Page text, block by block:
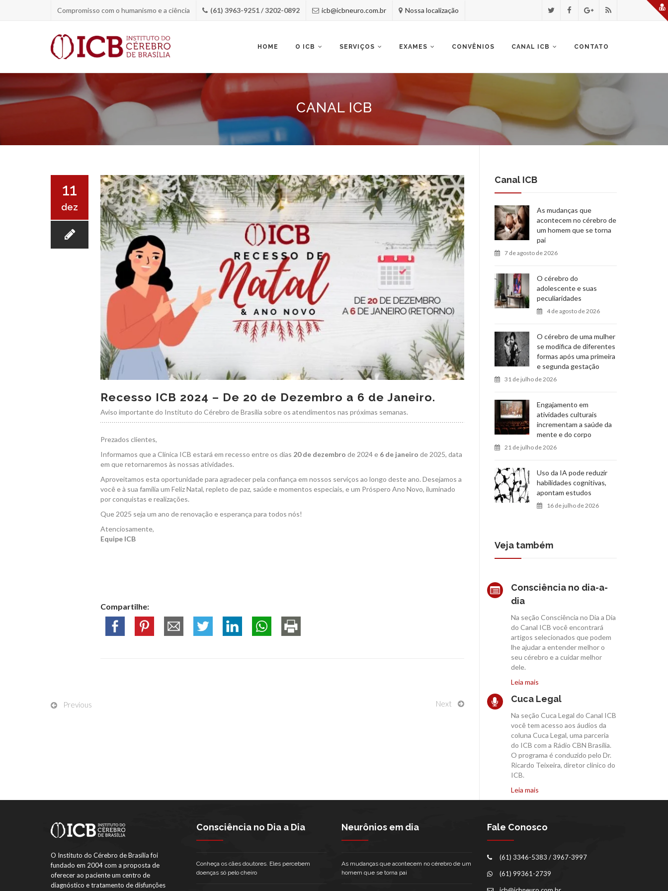
Compromisso com o humanismo e a ciência (61) 3963-9251 / 3202-0892 icb@icbneuro.com.br
Nossa localização
content
HOME O ICB SERVIÇOS EXAMES CONVÊNIOS CANAL ICB CONTATO
CANAL ICB
11
dez
Recesso ICB 2024 – De 20 de Dezembro a 6 de Janeiro.
Aviso importante do Instituto do Cérebro de Brasília sobre os atendimentos nas próximas semanas.
Prezados clientes,
Informamos que a Clínica ICB estará em recesso entre os dias 20 de dezembro de 2024 e 6 de janeiro de 2025, data
em que retornaremos às nossas atividades.
Aproveitamos esta oportunidade para agradecer pela confiança em nossos serviços ao longo deste ano. Desejamos a
você e à sua família um Feliz Natal, repleto de paz, saúde e momentos especiais, e um Próspero Ano Novo, iluminado
por conquistas e realizações.
Que 2025 seja um ano de renovação e esperança para todos nós!
Atenciosamente,
Equipe ICB
Compartilhe:
Previous Next
Canal ICB
As mudanças que
acontecem no cérebro de
um homem que se torna
pai
7 de agosto de 2026
O cérebro do
adolescente e suas
peculiaridades
4 de agosto de 2026
O cérebro de uma mulher
se modifica de diferentes
formas após uma primeira
e segunda gestação
31 de julho de 2026
Engajamento em
atividades culturais
incrementam a saúde da
mente e do corpo
21 de julho de 2026
Uso da IA pode reduzir
habilidades cognitivas,
apontam estudos
16 de julho de 2026
Veja também
Consciência no dia-a-
dia
Na seção Consciência no Dia a Dia
do Canal ICB você encontrará
artigos selecionados que podem
lhe ajudar a entender melhor o
seu cérebro e a cuidar melhor
dele.
Leia mais
Cuca Legal
Na seção Cuca Legal do Canal ICB
você tem acesso aos áudios da
coluna Cuca Legal, uma parceria
do ICB com a Rádio CBN Brasília.
O programa é conduzido pelo Dr.
Ricardo Teixeira, diretor clinico do
ICB.
Leia mais
O Instituto do Cérebro de Brasília foi
fundado em 2004 com a proposta de
oferecer ao paciente um centro de
diagnóstico e tratamento de disfunções
Consciência no Dia a Dia
Conheça os cães doutores. Eles percebem
doenças só pelo cheiro
Neurônios em dia
As mudanças que acontecem no cérebro de um
homem que se torna pai
Fale Conosco
(61) 3346-5383 / 3967-3997
(61) 99361-2739